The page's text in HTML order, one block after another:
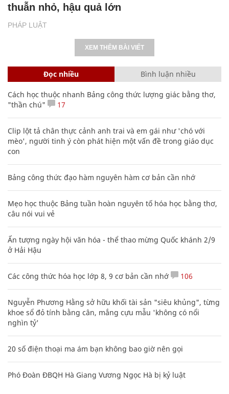
PHÁP LUẬT
thuẫn nhỏ, hậu quả lớn
XEM THÊM BÀI VIẾT
Đọc nhiều Bình luận nhiều
Cách học thuộc nhanh Bảng công thức lượng giác bằng thơ,
"thần chú"
17
Clip lột tả chân thực cảnh anh trai và em gái như 'chó với
mèo', người tinh ý còn phát hiện một vấn đề trong giáo dục
con
Bảng công thức đạo hàm nguyên hàm cơ bản cần nhớ
Mẹo học thuộc Bảng tuần hoàn nguyên tố hóa học bằng thơ,
câu nói vui vẻ
Ấn tượng ngày hội văn hóa - thể thao mừng Quốc khánh 2/9
ở Hải Hậu
Các công thức hóa học lớp 8, 9 cơ bản cần nhớ 106
Nguyễn Phương Hằng sở hữu khối tài sản "siêu khủng", từng
khoe sổ đỏ tính bằng cân, mắng cựu mẫu 'không có nổi
nghìn tỷ'
20 số điện thoại ma ám bạn không bao giờ nên gọi
Phó Đoàn ĐBQH Hà Giang Vương Ngọc Hà bị kỷ luật